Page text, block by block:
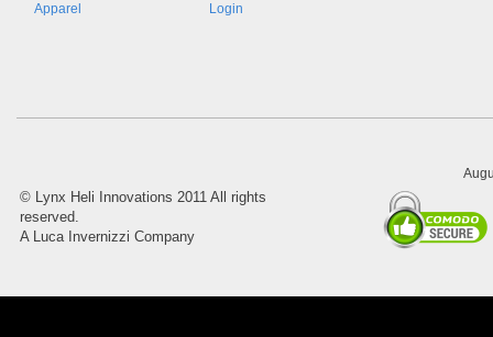
Supporto piega 4 Ossidato nero
naturale . Prezzo da confermare
Apparel
Login
© Lynx Heli Innovations 2011 All rights
reserved.
A Luca Invernizzi Company